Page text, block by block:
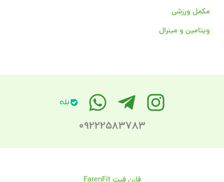
مکمل ورزشی
ویتامین و مینرال
09222583783